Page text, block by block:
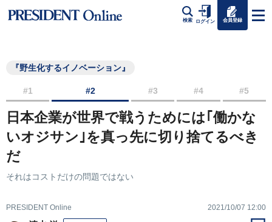
検索 ログイン 会員登録
『野生化するイノベーション』
#1 #2 #3 #4 #5
日本企業が世界で戦うためには｢働かな
いオジサン｣を真っ先に切り捨てるべき
だ
それはコストだけの問題ではない
PRESIDENT Online 2021/10/07 12:00